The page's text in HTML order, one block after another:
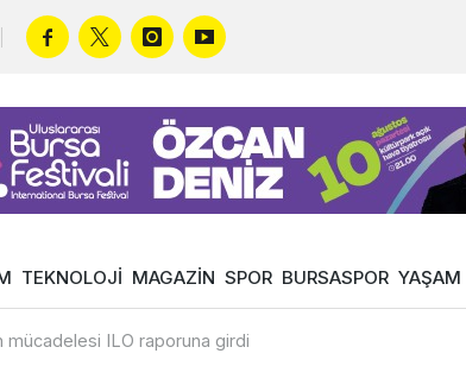
TEKNOLOJİ MAGAZİN SPOR BURSASPOR YAŞAM
ILO raporuna girdi